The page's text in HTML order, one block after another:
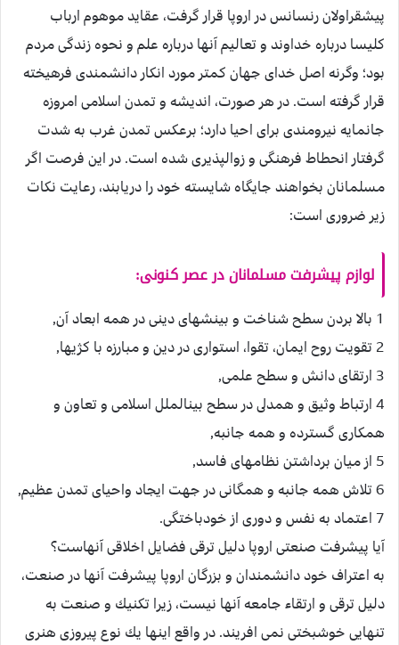
پيشقراولان رنسانس در اروپا قرار گرفت، عقايد موهوم ارباب
كليسا درباره خداوند و تعاليم آنها درباره علم و نحوه زندگى مردم
بود؛ وگرنه اصل خداى جهان كمتر مورد انكار دانشمندى فرهيخته
قرار گرفته است. در هر صورت، انديشه و تمدن اسلامى امروزه
جانمايه نيرومندى براى احيا دارد؛ برعكس تمدن غرب به شدت
گرفتار انحطاط فرهنگى و زوال‏پذيرى شده است. در اين فرصت اگر
مسلمانان بخواهند جايگاه شايسته خود را دريابند، رعايت نكات
زير ضرورى است:
لوازم پيشرفت مسلمانان در عصر كنونى:
1 بالا بردن سطح شناخت و بينش‏هاى دينى در همه ابعاد آن,
2 تقويت روح ايمان، تقوا، استوارى در دين و مبارزه با كژيها,
3 ارتقاى دانش و سطح علمى,
4 ارتباط وثيق و همدلى در سطح بين‏الملل اسلامى و تعاون و
همكارى گسترده و همه جانبه,
5 از ميان برداشتن نظام‏هاى فاسد,
6 تلاش همه جانبه و همگانى در جهت ايجاد واحياى تمدن عظيم,
7 اعتماد به نفس و دورى از خودباختگى.
آيا پيشرفت صنعتى اروپا دليل ترقى فضايل اخلاقى آنهاست؟
به اعتراف خود دانشمندان و بزرگان اروپا پيشرفت آنها در صنعت،
دليل ترقى و ارتقاء جامعه آنها نيست، زيرا تكنيك و صنعت به
تنهايى خوشبختى نمى افريند. در واقع اينها يك نوع پيروزى هنرى